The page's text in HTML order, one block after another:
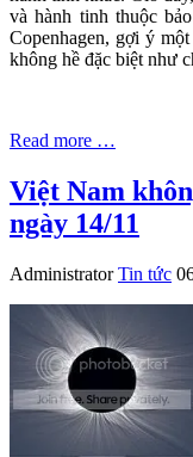
và hành tinh thuộc
Copenhagen, gợi ý
không hề đặc biệt như
Read more …
Việt Nam
ngày 14/11
Administrator Tin tức